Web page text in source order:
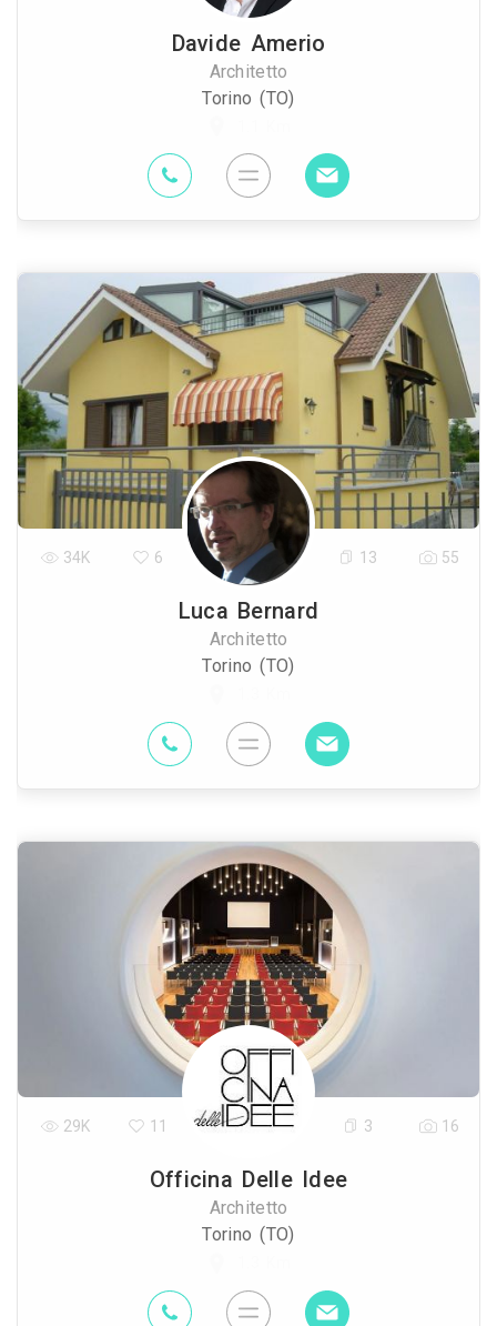
Davide Amerio
Architetto
Torino (TO)
Luca Bernard
Architetto
Torino (TO)
34K 6 13 55
Officina Delle Idee
Architetto
Torino (TO)
29K 11 3 16